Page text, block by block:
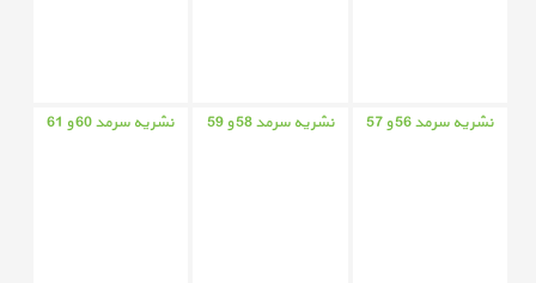
نشریه سرمد 56 و 57 نشریه سرمد 58 و 59 نشریه سرمد 60 و 61